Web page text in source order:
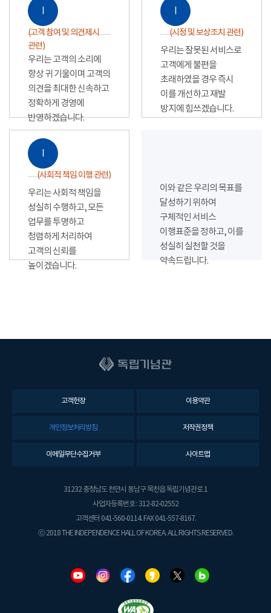
Ⅰ
(고객 참여 및 의견제시
관련)
우리는 고객의 소리에
항상 귀 기울이며 고객의
의견을 최대한 신속하고
정확하게 경영에
반영하겠습니다.
Ⅰ
(시정 및 보상조치 관련)
우리는 잘못된 서비스로
고객에게 불편을
초래하였을 경우 즉시
이를 개선하고 재발
방지에 힘쓰겠습니다.
Ⅰ
(사회적 책임 이행 관련)
우리는 사회적 책임을
성실히 수행하고, 모든
업무를 투명하고
청렴하게 처리하여
고객의 신뢰를
높이겠습니다.
이와 같은 우리의 목표를
달성하기 위하여
구체적인 서비스
이행표준을 정하고, 이를
성실히 실천할 것을
약속드립니다.
고객헌장 이용약관
개인정보처리방침 저작권정책
이메일무단수집거부 사이트맵
31232 충청남도 천안시 동남구 목천읍 독립기념관로 1
사업자등록번호 : 312-82-02552
고객센터 041-560-0114. FAX 041-557-8167.
ⓒ 2018 THE INDEPENDENCE HALL OF KOREA. ALL RIGHTS RESERVED.